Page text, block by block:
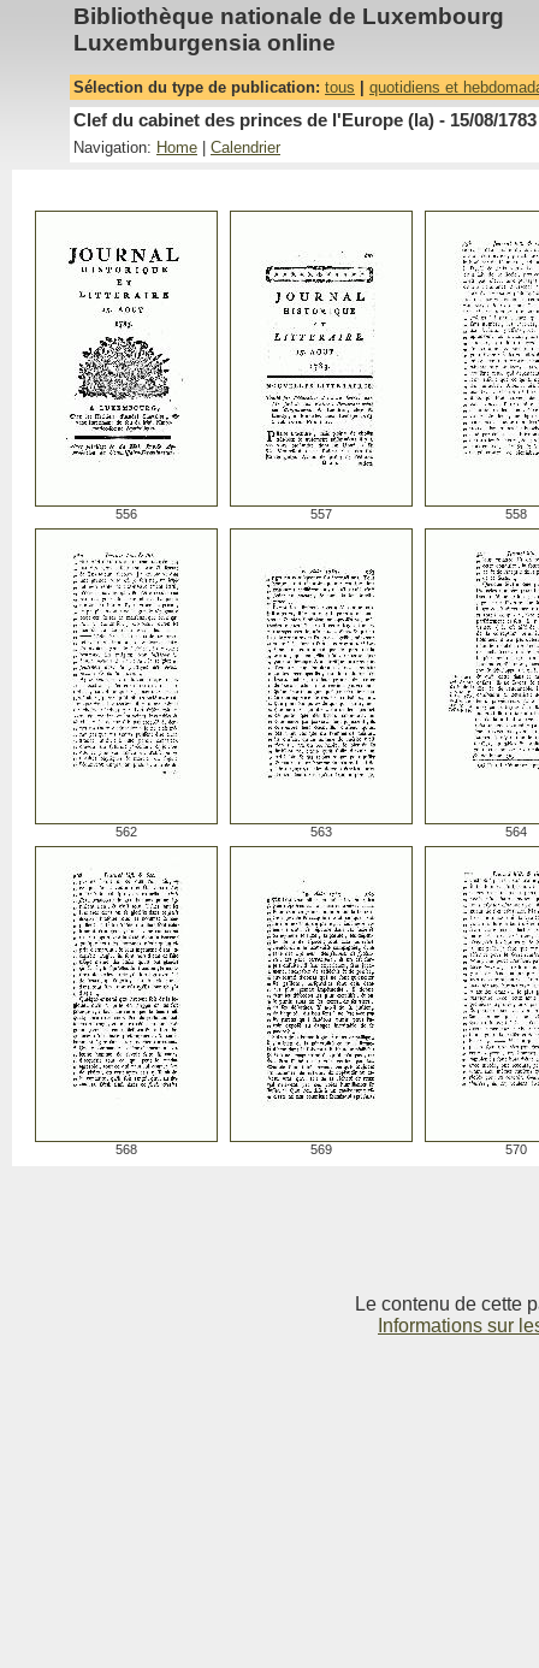
Bibliothèque nationale de Luxembourg
Luxemburgensia online
Sélection du type de publication: tous quotidiens et
Clef du cabinet des princes de l'Europe (la) - 15/08/1783
Navigation: Home Calendrier
556 557 558
562 563 564
568 569 570
Le contenu de cette
Informations sur